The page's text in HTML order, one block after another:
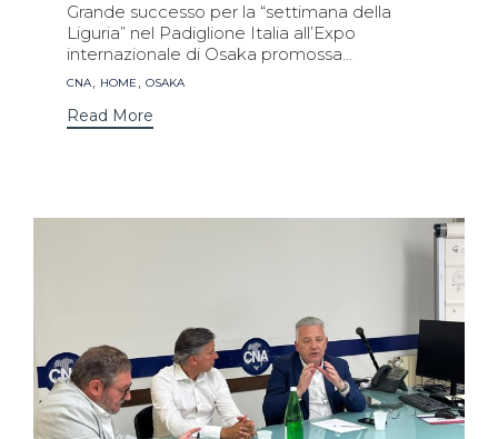
Grande successo per la “settimana della
Liguria” nel Padiglione Italia all’Expo
internazionale di Osaka promossa...
Tags
CNA, HOME , OSAKA
Read More